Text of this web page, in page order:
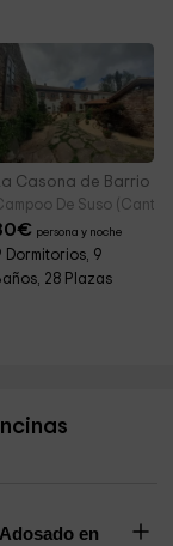
Casona de Barrio
De Suso
€ persona y noche
Dormitorios, 9
28 Plazas
en